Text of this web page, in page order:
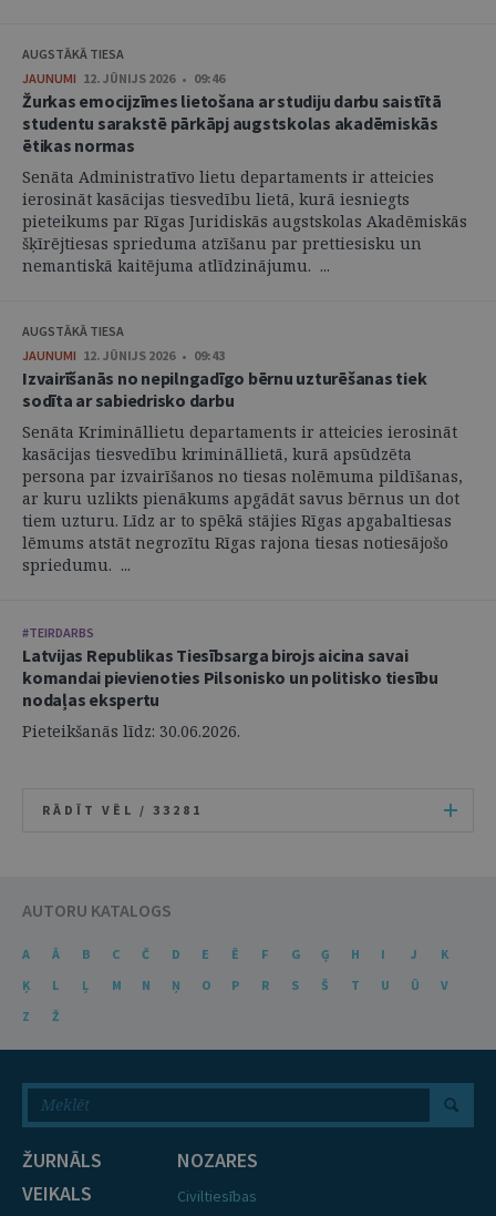
AUGSTĀKĀ TIESA
JAUNUMI 12. JŪNIJS 2026 • 09:46
Žurkas emocijzīmes lietošana ar studiju darbu saistītā
studentu sarakstē pārkāpj augstskolas akadēmiskās
ētikas normas
Senāta Administratīvo lietu departaments ir atteicies
ierosināt kasācijas tiesvedību lietā, kurā iesniegts
pieteikums par Rīgas Juridiskās augstskolas Akadēmiskās
šķīrējtiesas sprieduma atzīšanu par prettiesisku un
nemantiskā kaitējuma atlīdzinājumu. ...
AUGSTĀKĀ TIESA
JAUNUMI 12. JŪNIJS 2026 • 09:43
Izvairīšanās no nepilngadīgo bērnu uzturēšanas tiek
sodīta ar sabiedrisko darbu
Senāta Krimināllietu departaments ir atteicies ierosināt
kasācijas tiesvedību krimināllietā, kurā apsūdzēta
persona par izvairīšanos no tiesas nolēmuma pildīšanas,
ar kuru uzlikts pienākums apgādāt savus bērnus un dot
tiem uzturu. Līdz ar to spēkā stājies Rīgas apgabaltiesas
lēmums atstāt negrozītu Rīgas rajona tiesas notiesājošo
spriedumu. ...
#TEIRDARBS
Latvijas Republikas Tiesībsarga birojs aicina savai
komandai pievienoties Pilsonisko un politisko tiesību
nodaļas ekspertu
Pieteikšanās līdz: 30.06.2026.
RĀDĪT VĒL / 33281
AUTORU KATALOGS
A Ā B C Č D E Ē F G Ģ H I J
K
Ķ
L Ļ M N Ņ O P R S Š T U Ū
V
Z
Ž
ŽURNĀLS
VEIKALS
NOZARES
Civiltiesības